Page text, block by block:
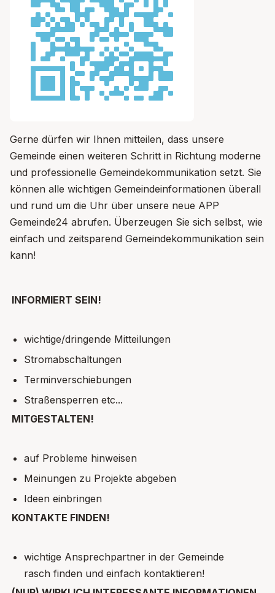
Gerne dürfen wir Ihnen mitteilen, dass unsere
Gemeinde einen weiteren Schritt in Richtung moderne
und professionelle Gemeindekommunikation setzt. Sie
können alle wichtigen Gemeindeinformationen überall
und rund um die Uhr über unsere neue APP
Gemeinde24 abrufen. Überzeugen Sie sich selbst, wie
einfach und zeitsparend Gemeindekommunikation sein
kann!
INFORMIERT SEIN!
wichtige/dringende Mitteilungen
Stromabschaltungen
Terminverschiebungen
Straßensperren etc...
MITGESTALTEN!
auf Probleme hinweisen
Meinungen zu Projekte abgeben
Ideen einbringen
KONTAKTE FINDEN!
wichtige Ansprechpartner in der Gemeinde
rasch finden und einfach kontaktieren!